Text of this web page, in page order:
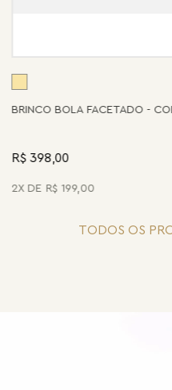
BRINCO BOLA FACETADO -
R$ 398,00
2 R$ 199,00
TODOS OS